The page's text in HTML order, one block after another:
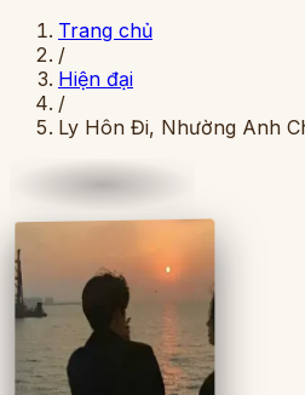
Trang chủ
/
Hiện đại
/
Ly Hôn Đi, Nhường Anh